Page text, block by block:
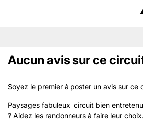
Aucun avis sur ce
Soyez le premier à poster un avis sur ce
Paysages fabuleux, circuit bien
? Aidez les randonneurs à faire leur choix.